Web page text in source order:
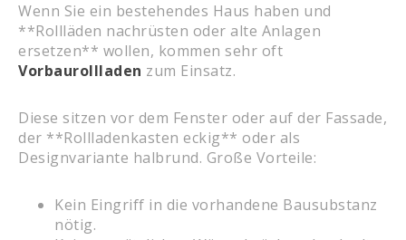
Wenn Sie ein bestehendes Haus haben und
**Rollläden nachrüsten oder alte Anlagen
ersetzen** wollen, kommen sehr oft
Vorbaurollladen zum Einsatz.
Diese sitzen vor dem Fenster oder auf der Fassade,
der **Rollladenkasten eckig** oder als
Designvariante halbrund. Große Vorteile:
Kein Eingriff in die vorhandene Bausubstanz
nötig.